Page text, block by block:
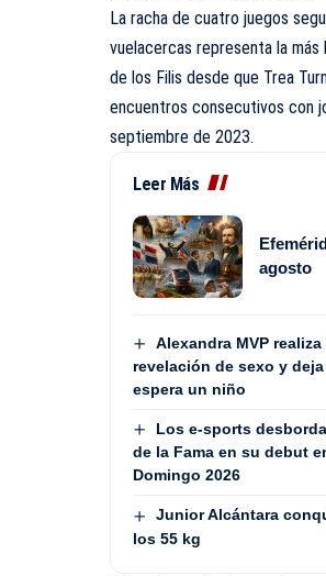
La racha de cuatro juegos
vuelacercas representa la más
de los Filis desde que Trea
encuentros consecutivos con
septiembre de 2023.
Leer Más
agosto
Alexandra MVP
revelación de sexo y
espera un niño
Los e-sports
de la Fama en su debut
Domingo 2026
Junior Alcántara
los 55 kg